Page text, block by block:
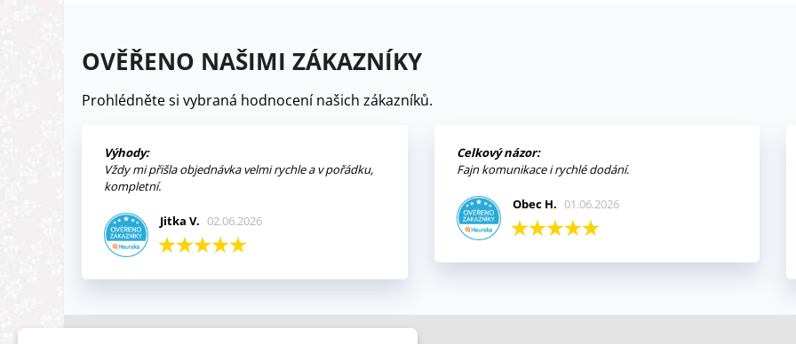
OVĚŘENO NAŠIMI ZÁKAZNÍKY
Prohlédněte si vybraná hodnocení našich zákazníků.
Výhody:
Vždy mi přišla objednávka velmi rychle a v pořádku,
kompletní.
Jitka V. 02.06.2026
Celkový názor:
Fajn komunikace i rychlé dodání.
Obec H. 01.06.2026